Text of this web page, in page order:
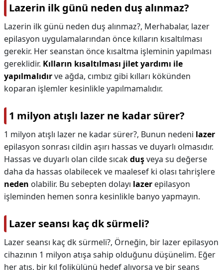
Lazerin ilk günü neden duş alınmaz?
Lazerin ilk günü neden duş alınmaz?, Merhabalar, lazer
epilasyon uygulamalarından önce kılların kısaltılması
gerekir. Her seanstan önce kısaltma işleminin yapılması
gereklidir. Kılların kısaltılması jilet yardımı ile
yapılmalıdırve ağda, cımbız gibi kılları kökünden
koparan işlemler kesinlikle yapılmamalıdır.
1 milyon atışlı lazer ne kadar sürer?
1 milyon atışlı lazer ne kadar sürer?, Bunun nedeni lazer
epilasyon sonrası cildin aşırı hassas ve duyarlı olmasıdır.
Hassas ve duyarlı olan cilde sıcakduşveya su değerse
daha da hassas olabilecek ve maalesef ki olası tahrişlere
neden olabilir. Bu sebepten dolayı lazer epilasyon
işleminden hemen sonra kesinlikle banyo yapmayın.
Lazer seansı kaç dk sürmeli?
Lazer seansı kaç dk sürmeli?, Örneğin, bir lazer epilasyon
cihazının 1 milyon atışa sahip olduğunu düşünelim. Eğer
her atış, bir kıl folikülünü hedef alıyorsa ve bir seans